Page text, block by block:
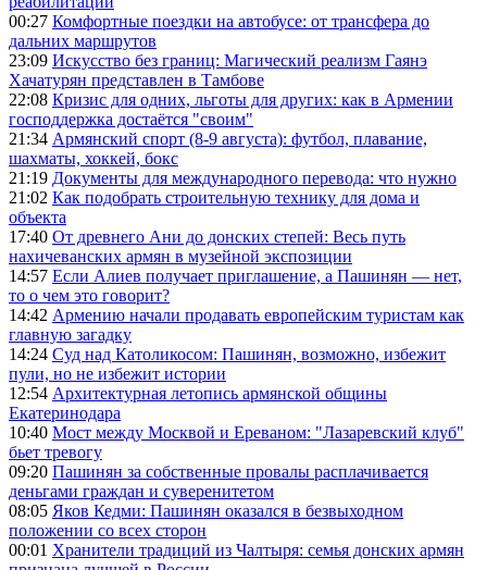
00:27 Комфортные поездки на автобусе: от трансфера до
дальних маршрутов
23:09 Искусство без границ: Магический реализм Гаянэ
Хачатурян представлен в Тамбове
22:08 Кризис для одних, льготы для других: как в Армении
господдержка достаётся "своим"
21:34 Армянский спорт (8-9 августа): футбол, плавание,
шахматы, хоккей, бокс
21:19 Документы для международного перевода: что нужно
21:02 Как подобрать строительную технику для дома и
объекта
17:40 От древнего Ани до донских степей: Весь путь
нахичеванских армян в музейной экспозиции
14:57 Если Алиев получает приглашение, а Пашинян — нет,
то о чем это говорит?
14:42 Армению начали продавать европейским туристам как
главную загадку
14:24 Суд над Католикосом: Пашинян, возможно, избежит
пули, но не избежит истории
12:54 Архитектурная летопись армянской общины
Екатеринодара
10:40 Мост между Москвой и Ереваном: "Лазаревский клуб"
бьет тревогу
09:20 Пашинян за собственные провалы расплачивается
деньгами граждан и суверенитетом
08:05 Яков Кедми: Пашинян оказался в безвыходном
положении со всех сторон
00:01 Хранители традиций из Чалтыря: семья донских армян